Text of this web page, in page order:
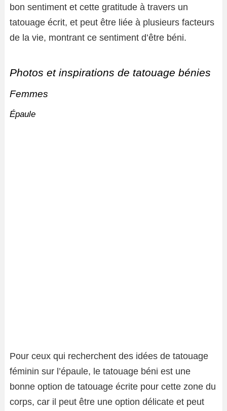
bon sentiment et cette gratitude à travers un
tatouage écrit, et peut être liée à plusieurs facteurs
de la vie, montrant ce sentiment d’être béni.
Photos et inspirations de tatouage bénies
Femmes
Épaule
Pour ceux qui recherchent des idées de tatouage
féminin sur l’épaule, le tatouage béni est une
bonne option de tatouage écrite pour cette zone du
corps, car il peut être une option délicate et peut